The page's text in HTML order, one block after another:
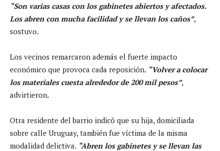
“Son varias casas con los gabinetes abiertos y afectados.
Los abren con mucha facilidad y se llevan los caños”,
sostuvo.
Los vecinos remarcaron además el fuerte impacto
económico que provoca cada reposición. “Volver a colocar
los materiales cuesta alrededor de 200 mil pesos”,
advirtieron.
Otra residente del barrio indicó que su hija, domiciliada
sobre calle Uruguay, también fue víctima de la misma
modalidad delictiva. “Abren los gabinetes y se llevan las